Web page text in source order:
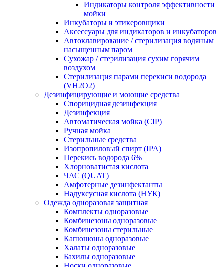
Индикаторы контроля эффективности
мойки
Инкубаторы и этикеровщики
Аксессуары для индикаторов и инкубаторов
Автоклавирование / стерилизация водяным
насыщенным паром
Сухожар / стерилизация сухим горячим
воздухом
Стерилизация парами перекиси водорода
(VH2O2)
Дезинфицирующие и моющие средства
Спорицидная дезинфекция
Дезинфекция
Автоматическая мойка (CIP)
Ручная мойка
Стерильные средства
Изопропиловый спирт (IPA)
Перекись водорода 6%
Хлорноватистая кислота
ЧАС (QUAT)
Амфотерные дезинфектанты
Надуксусная кислота (НУК)
Одежда одноразовая защитная
Комплекты одноразовые
Комбинезоны одноразовые
Комбинезоны стерильные
Капюшоны одноразовые
Халаты одноразовые
Бахилы одноразовые